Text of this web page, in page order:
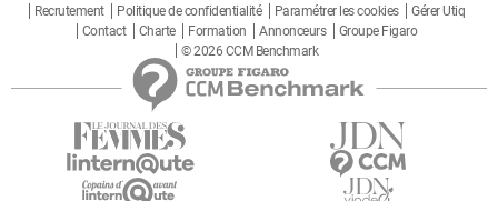
Recrutement
Politique de confidentialité Paramétrer les cookies
Gérer Utiq
Contact
Charte Formation Annonceurs
Groupe Figaro
© 2026 CCM Benchmark